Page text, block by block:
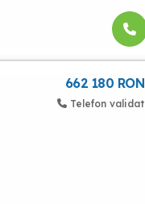
662 180 RON
Telefon validat